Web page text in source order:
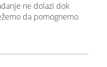
ne dolazi dok
da pomognemo